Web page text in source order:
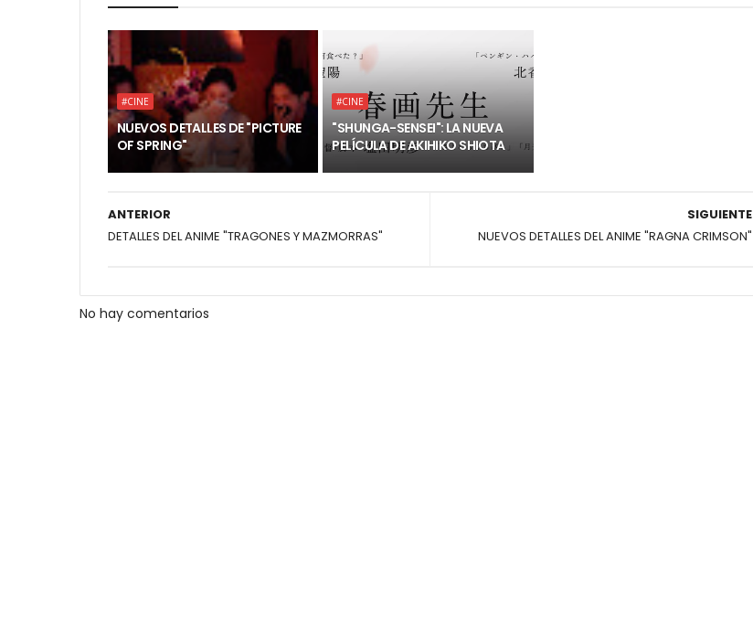
#CINE
NUEVOS DETALLES DE "PICTURE
OF SPRING"
#CINE
"SHUNGA-SENSEI": LA NUEVA
PELÍCULA DE AKIHIKO SHIOTA
SIGUIENTE
NUEVOS DETALLES DEL ANIME "RAGNA CRIMSON"
ANTERIOR
DETALLES DEL ANIME "TRAGONES Y MAZMORRAS"
No hay comentarios